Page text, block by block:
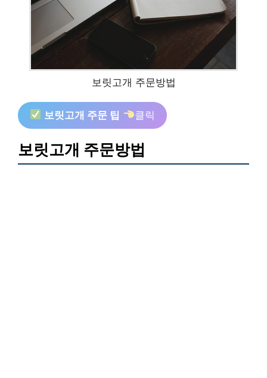
보릿고개 주문방법
보릿고개 주문 팁 클릭
보릿고개 주문방법